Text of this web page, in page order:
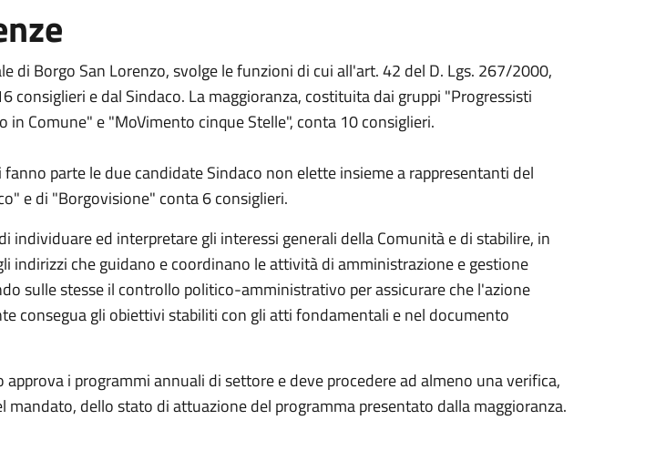
di Borgo San Lorenzo, svolge le funzioni di cui all'art. 42 del D. Lgs. 267/2000,
consiglieri e dal Sindaco. La maggioranza, costituita dai gruppi "Progressisti
in Comune" e "MoVimento cinque Stelle", conta 10 consiglieri.
parte le due candidate Sindaco non elette insieme a rappresentanti del
e di "Borgovisione" conta 6 consiglieri.
individuare ed interpretare gli interessi generali della Comunità e di stabilire, in
indirizzi che guidano e coordinano le attività di amministrazione e gestione
sulle stesse il controllo politico-amministrativo per assicurare che l'azione
consegua gli obiettivi stabiliti con gli atti fondamentali e nel documento
approva i programmi annuali di settore e deve procedere ad almeno una verifica,
mandato, dello stato di attuazione del programma presentato dalla maggioranza.